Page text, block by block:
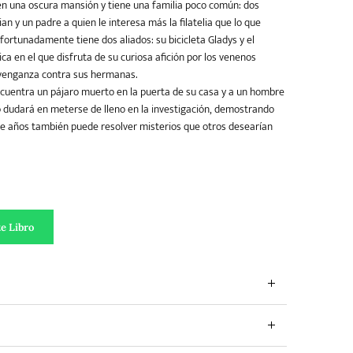
una oscura mansión y tiene una familia poco común: dos
y un padre a quien le interesa más la filatelia que lo que
tiene dos aliados: su bicicleta Gladys y el
en el que disfruta de su curiosa afición por los venenos
contra sus hermanas.
un pájaro muerto en la puerta de su casa y a un hombre
en meterse de lleno en la investigación, demostrando
años también puede resolver misterios que otros desearían
Libro